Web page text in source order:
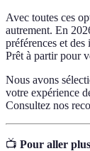
Avec toutes ces
autrement. En
préférences et
Prêt à partir pour
Nous avons
votre expérience
Consultez nos
📺 Pour aller